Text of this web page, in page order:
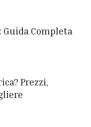
Completa
Prezzi,